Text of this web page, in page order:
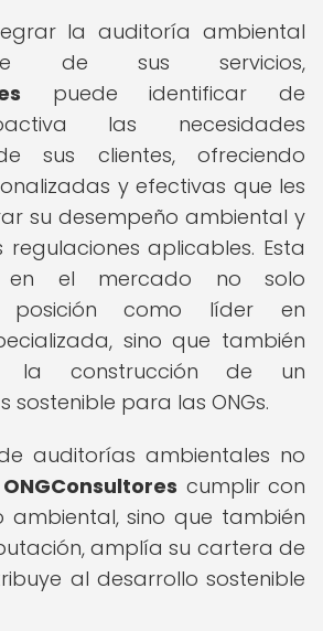
la auditoría ambiental
de sus servicios,
puede identificar de
las necesidades
sus clientes, ofreciendo
y efectivas que les
su desempeño ambiental y
aplicables. Esta
en el mercado no solo
posición como líder en
sino que también
la construcción de un
sostenible para las ONGs.
auditorías ambientales no
ONGConsultores cumplir con
ambiental, sino que también
amplía su cartera de
al desarrollo sostenible